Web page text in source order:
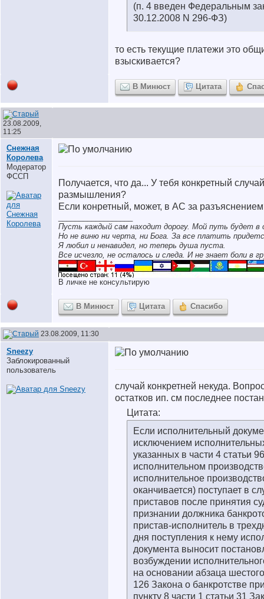
(п. 4 введен Федеральным
30.12.2008 N 296-ФЗ)
то есть текущие платежи это
взыскивается?
В Минюст Цитата
23.08.2009,
11:25
Снежная
Королева
Модератор
ФССП
Получается, что да... У тебя конкретный
размышления?
Если конретный, может, в АС за
Пусть каждый сам находит дорогу. Мой путь будет в
Но не виню ни черта, ни Бога. За все платить
Я любил и ненавидел, но теперь душа пуста.
Все исчезло, не осталось и следа. И не знает боли в
В личке не консультирую
В Минюст Цитата Спасибо
23.08.2009, 11:30
Sneezy
Заблокированный
пользователь
случай конкретней некуда.
остатков ип. см последнее
Цитата:
Если исполнительный
исключением
указанных в части 4 статьи
исполнительном
исполнительное
оканчивается) поступает в
приставов после принятия
признании должника
пристав-исполнитель в
дня поступления к нему
документа выносит
возбуждении
на основании абзаца
126 Закона о банкротстве
пункту 8 части 1 статьи 31